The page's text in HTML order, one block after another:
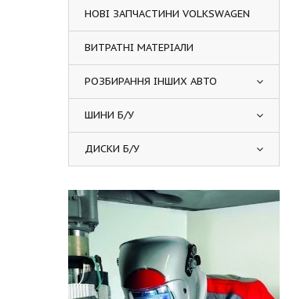
НОВІ ЗАПЧАСТИНИ VOLKSWAGEN
ВИТРАТНІ МАТЕРІАЛИ
РОЗБИРАННЯ ІНШИХ АВТО
ШИНИ Б/У
ДИСКИ Б/У